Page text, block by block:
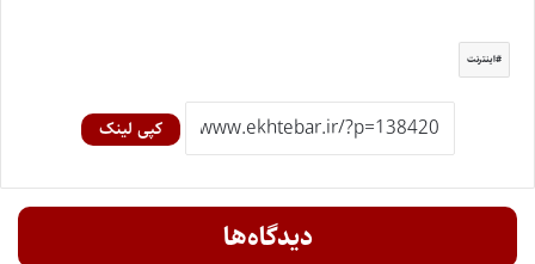
اینترنت
کپی لینک
دیدگاه‌ها